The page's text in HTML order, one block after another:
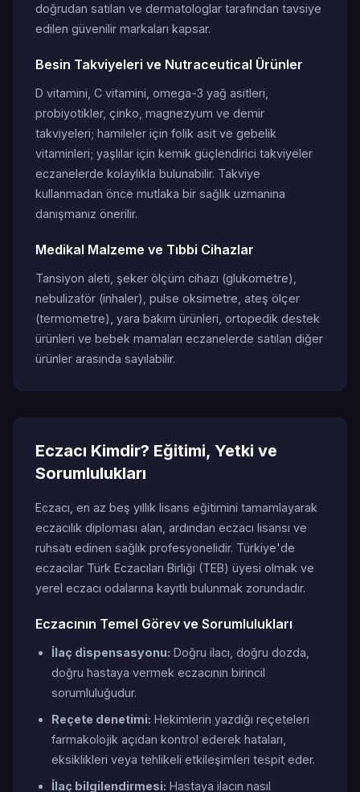
doğrudan satılan ve dermatologlar tarafından tavsiye
edilen güvenilir markaları kapsar.
Besin Takviyeleri ve Nutraceutical Ürünler
D vitamini, C vitamini, omega-3 yağ asitleri,
probiyotikler, çinko, magnezyum ve demir
takviyeleri; hamileler için folik asit ve gebelik
vitaminleri; yaşlılar için kemik güçlendirici takviyeler
eczanelerde kolaylıkla bulunabilir. Takviye
kullanmadan önce mutlaka bir sağlık uzmanına
danışmanız önerilir.
Medikal Malzeme ve Tıbbi Cihazlar
Tansiyon aleti, şeker ölçüm cihazı (glukometre),
nebulizatör (inhaler), pulse oksimetre, ateş ölçer
(termometre), yara bakım ürünleri, ortopedik destek
ürünleri ve bebek mamaları eczanelerde satılan diğer
ürünler arasında sayılabilir.
Eczacı Kimdir? Eğitimi, Yetki ve
Sorumlulukları
Eczacı, en az beş yıllık lisans eğitimini tamamlayarak
eczacılık diploması alan, ardından eczacı lisansı ve
ruhsatı edinen sağlık profesyonelidir. Türkiye'de
eczacılar Türk Eczacıları Birliği (TEB) üyesi olmak ve
yerel eczacı odalarına kayıtlı bulunmak zorundadır.
Eczacının Temel Görev ve Sorumlulukları
İlaç dispensasyonu: Doğru ilacı, doğru dozda,
doğru hastaya vermek eczacının birincil
sorumluluğudur.
Reçete denetimi: Hekimlerin yazdığı reçeteleri
farmakolojik açıdan kontrol ederek hataları,
eksiklikleri veya tehlikeli etkileşimleri tespit eder.
İlaç bilgilendirmesi: Hastaya ilacın nasıl